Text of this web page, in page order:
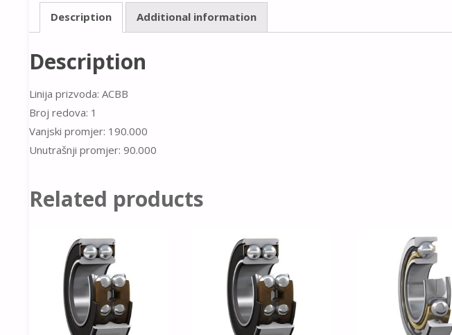
Description Additional information
Description
Linija prizvoda: ACBB
Broj redova: 1
Vanjski promjer: 190.000
Unutrašnji promjer: 90.000
Related products